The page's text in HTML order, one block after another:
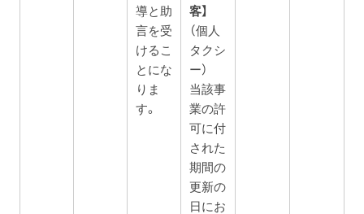
導と助
言を受
けるこ
とにな
りま
す。
客】
（個人
タクシ
ー）
当該事
業の許
可に付
された
期間の
更新の
日にお